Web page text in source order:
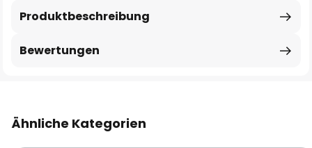
Produktbeschreibung
Bewertungen
Ähnliche Kategorien